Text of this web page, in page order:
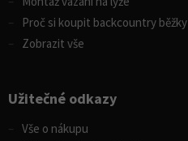
Proč si koupit backcountry běžky
Zobrazit vše
Užitečné odkazy
Vše o nákupu